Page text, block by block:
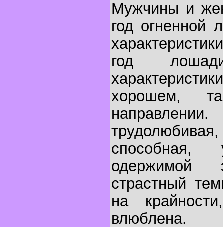
Мужчины и
год огненной
год
хорошем,
одержимой
страстный
на
влюблена.